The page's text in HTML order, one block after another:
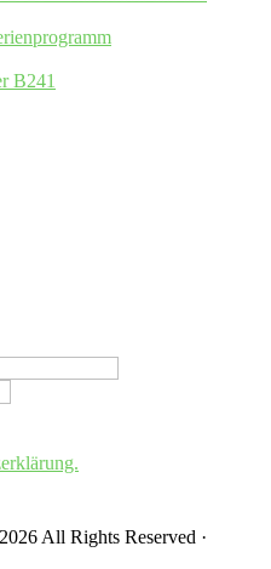
B241
All Rights Reserved ·